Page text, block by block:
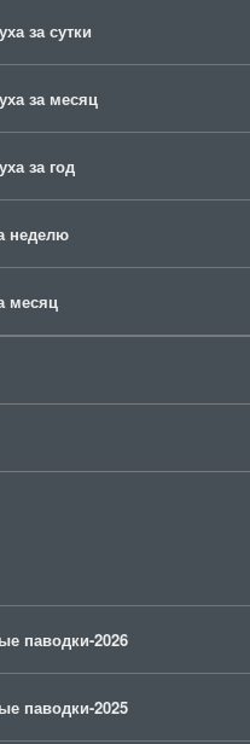
за сутки
за месяц
за год
неделю
месяц
паводки-2026
паводки-2025